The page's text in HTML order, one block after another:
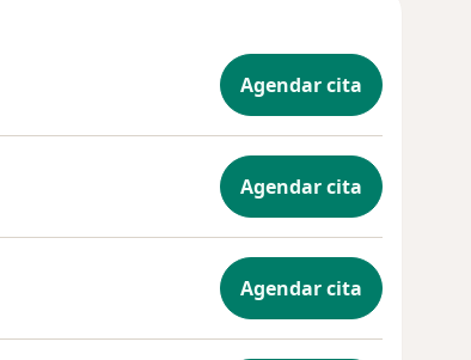
Agendar cita
Agendar cita
Agendar cita